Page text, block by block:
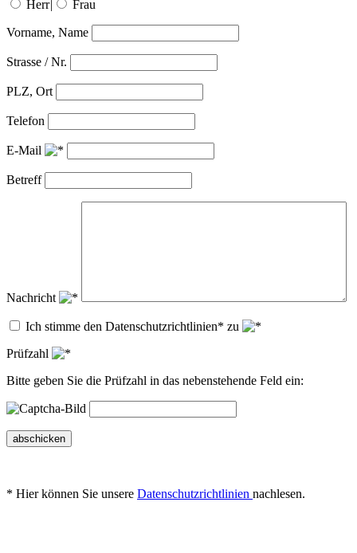
Herr| Frau
Vorname, Name
Strasse / Nr.
PLZ, Ort
Telefon
E-Mail
Betreff
Nachricht
Ich stimme den Datenschutzrichtlinien* zu
Prüfzahl
Bitte geben Sie die Prüfzahl in das nebenstehende Feld ein:
abschicken
* Hier können Sie unsere Datenschutzrichtlinien nachlesen.